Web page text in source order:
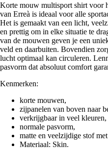
Korte mouw multisport shirt voor
van Erreà is ideaal voor alle
Het is gemaakt van een licht,
en prettig om in elke situatie te
van de mouwen geven je een
veld en daarbuiten. Bovendien
lucht optimaal kan circuleren.
pasvorm dat absoluut comfort
Kenmerken:
korte mouwen,
zijpanelen van boven naar
verkrijgbaar in veel
normale pasvorm,
matte en veelzijdige stof
Materiaal: Skin.